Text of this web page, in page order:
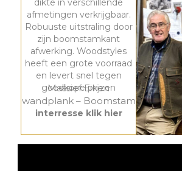
Massief Eiken
wandplank – Boomstam
interresse klik hier